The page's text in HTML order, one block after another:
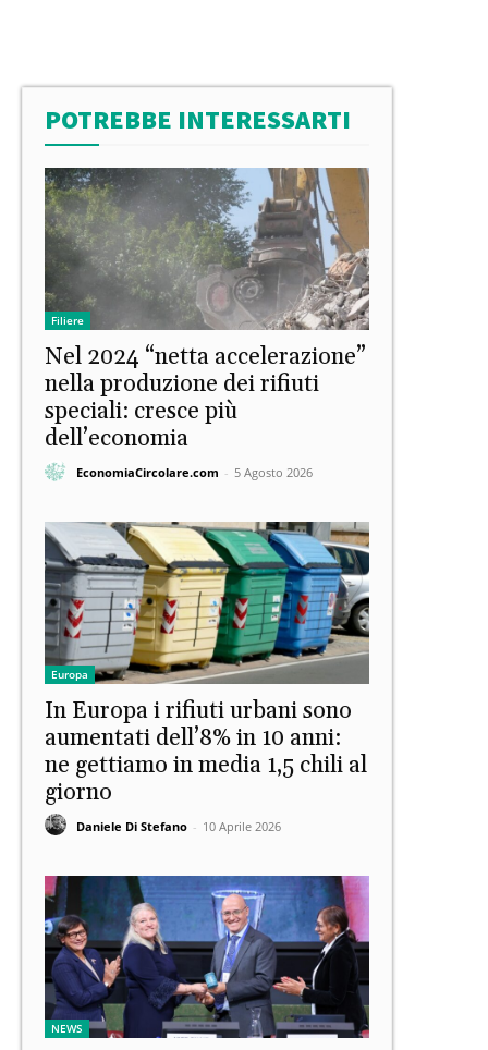
POTREBBE INTERESSARTI
Filiere
Nel 2024 “netta accelerazione”
nella produzione dei rifiuti
speciali: cresce più
dell’economia
EconomiaCircolare.com - 5 Agosto 2026
Europa
In Europa i rifiuti urbani sono
aumentati dell’8% in 10 anni:
ne gettiamo in media 1,5 chili al
giorno
Daniele Di Stefano - 10 Aprile 2026
NEWS